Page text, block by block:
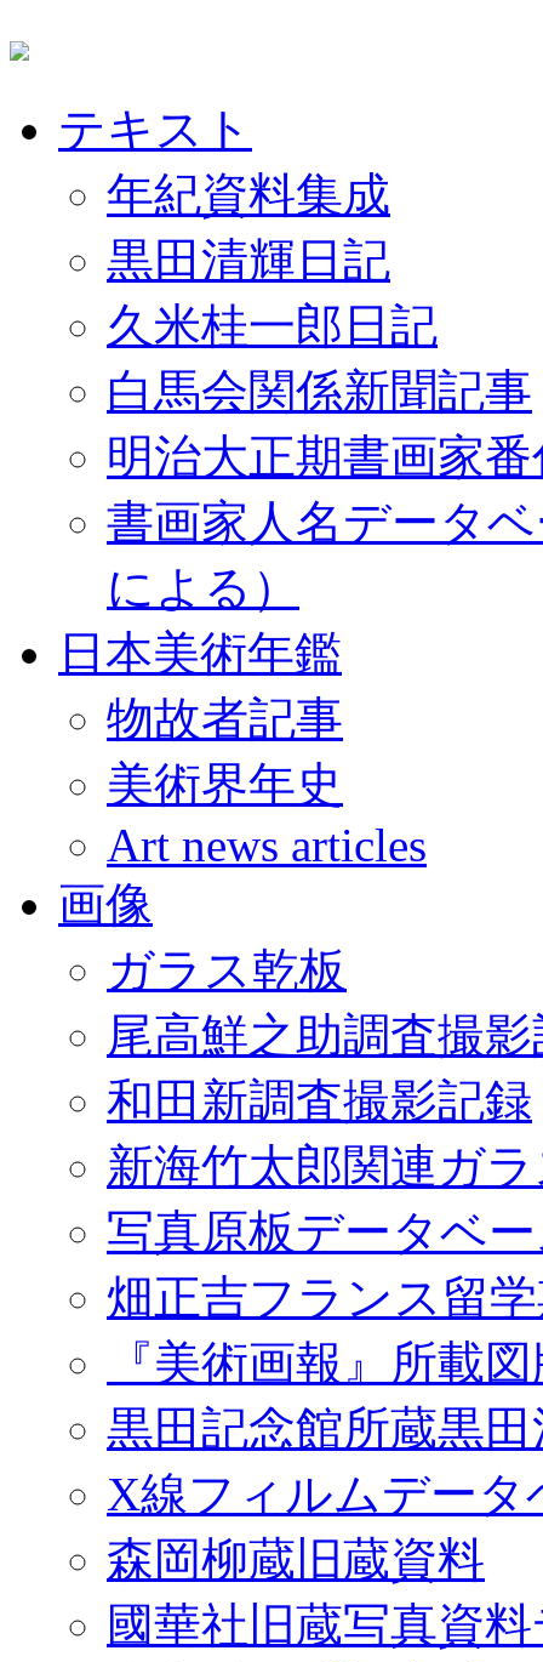
テキスト
年紀資料集成
黒田清輝日記
久米桂一郎日記
白馬会関係新聞記事
明治大正期書画家
書画家人名データ
による）
日本美術年鑑
物故者記事
美術界年史
Art news articles
画像
ガラス乾板
尾高鮮之助調査撮
和田新調査撮影記録
新海竹太郎関連ガ
写真原板データベ
畑正吉フランス留
『美術画報』所載
黒田記念館所蔵黒
X線フィルムデータ
森岡柳蔵旧蔵資料
國華社旧蔵写真資